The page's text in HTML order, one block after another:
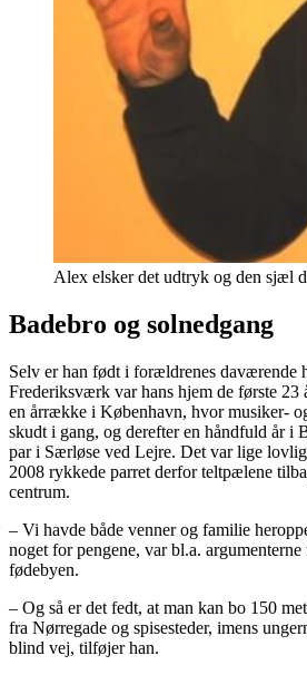
Alex elsker det udtryk og den sjæl
Badebro og solnedgang
Selv er han født i forældrenes daværende
Frederiksværk var hans hjem de første 23
en årrække i København, hvor musiker-
skudt i gang, og derefter en håndfuld år i
par i Særløse ved Lejre. Det var lige
2008 rykkede parret derfor teltpælene
centrum.
– Vi havde både venner og familie
noget for pengene, var bl.a.
fødebyen.
– Og så er det fedt, at man kan bo 150
fra Nørregade og spisesteder, imens
blind vej, tilføjer han.